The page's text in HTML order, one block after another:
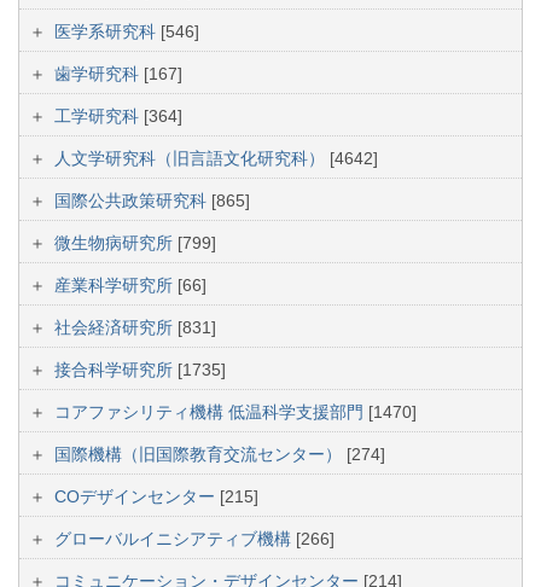
医学系研究科 [546]
歯学研究科 [167]
工学研究科 [364]
人文学研究科（旧言語文化研究科） [4642]
国際公共政策研究科 [865]
微生物病研究所 [799]
産業科学研究所 [66]
社会経済研究所 [831]
接合科学研究所 [1735]
コアファシリティ機構 低温科学支援部門 [1470]
国際機構（旧国際教育交流センター） [274]
COデザインセンター [215]
グローバルイニシアティブ機構 [266]
コミュニケーション・デザインセンター [214]